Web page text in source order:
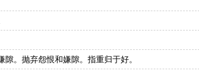
。抛弃怨恨和嫌隙。指重归于好。